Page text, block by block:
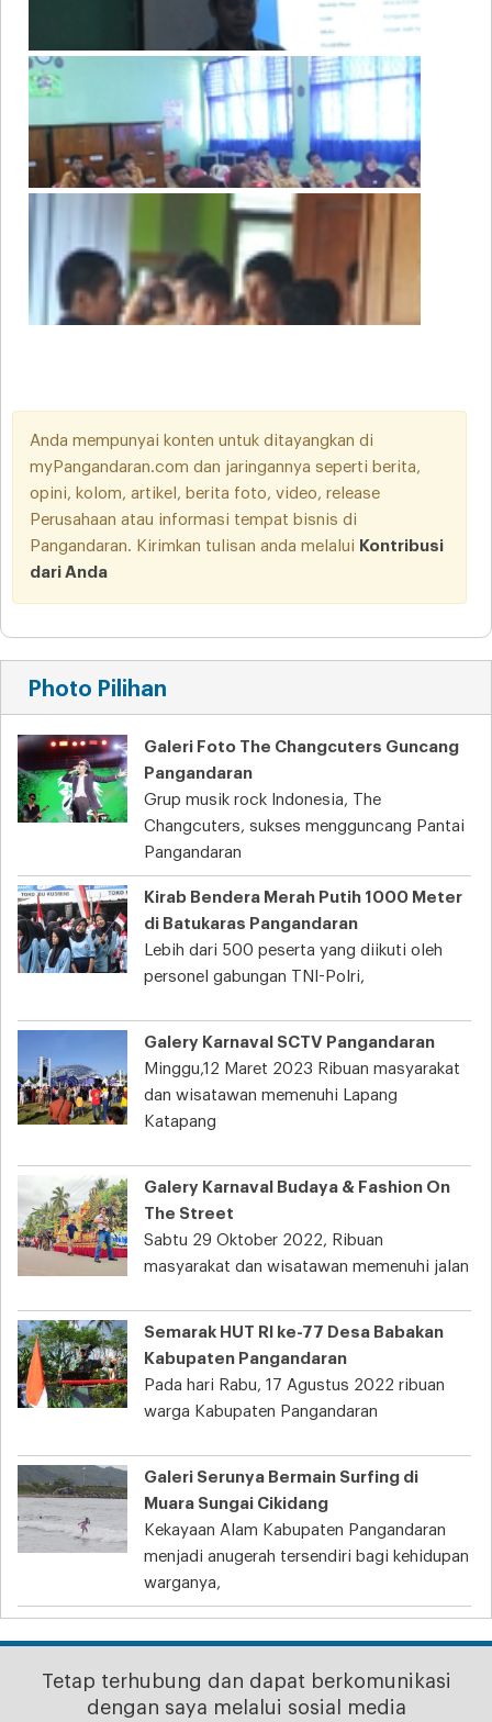
Anda mempunyai konten untuk ditayangkan di
myPangandaran.com dan jaringannya seperti berita,
opini, kolom, artikel, berita foto, video, release
Perusahaan atau informasi tempat bisnis di
Pangandaran. Kirimkan tulisan anda melalui Kontribusi
dari Anda
Photo Pilihan
Galeri Foto The Changcuters Guncang
Pangandaran
Grup musik rock Indonesia, The
Changcuters, sukses mengguncang Pantai
Pangandaran
Kirab Bendera Merah Putih 1000 Meter
di Batukaras Pangandaran
Lebih dari 500 peserta yang diikuti oleh
personel gabungan TNI-Polri,
Galery Karnaval SCTV Pangandaran
Minggu,12 Maret 2023 Ribuan masyarakat
dan wisatawan memenuhi Lapang
Katapang
Galery Karnaval Budaya & Fashion On
The Street
Sabtu 29 Oktober 2022, Ribuan
masyarakat dan wisatawan memenuhi jalan
Semarak HUT RI ke-77 Desa Babakan
Kabupaten Pangandaran
Pada hari Rabu, 17 Agustus 2022 ribuan
warga Kabupaten Pangandaran
Galeri Serunya Bermain Surfing di
Muara Sungai Cikidang
Kekayaan Alam Kabupaten Pangandaran
menjadi anugerah tersendiri bagi kehidupan
warganya,
Tetap terhubung dan dapat berkomunikasi
dengan saya melalui sosial media